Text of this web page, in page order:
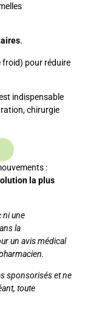
.
froid) pour réduire
indispensable
chirurgie
:
la plus
ni une
la
un avis médical
sponsorisés et ne
toute